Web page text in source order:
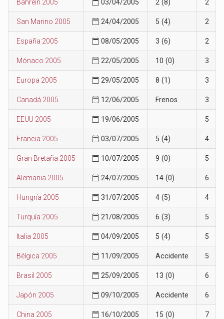
Bahrein 2005 03/04/2005 2 (8) 2
San Marino 2005 24/04/2005 5 (4) 2
España 2005 08/05/2005 3 (6) 2
Mónaco 2005 22/05/2005 10 (0) 3
Europa 2005 29/05/2005 8 (1) 3
Canadá 2005 12/06/2005 Frenos 3
EEUU 2005 19/06/2005 5
Francia 2005 03/07/2005 5 (4) 4
Gran Bretaña 2005 10/07/2005 9 (0) 5
Alemania 2005 24/07/2005 14 (0) 6
Hungría 2005 31/07/2005 4 (5) 4
Turquía 2005 21/08/2005 6 (3) 5
Italia 2005 04/09/2005 5 (4) 5
Bélgica 2005 11/09/2005 Accidente 5
Brasil 2005 25/09/2005 13 (0) 6
Japón 2005 09/10/2005 Accidente 6
China 2005 16/10/2005 15 (0) 7